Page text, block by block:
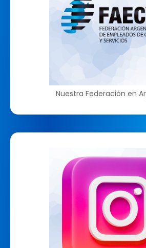
Nuestra Federación en